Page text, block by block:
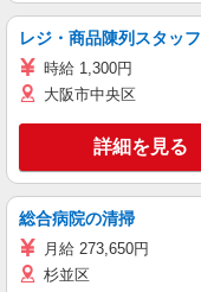
レジ・商品陳列スタッフ
時給 1,300円
大阪市中央区
詳細を見る
総合病院の清掃
月給 273,650円
杉並区